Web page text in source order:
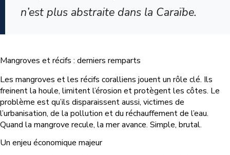
n’est plus abstraite dans la Caraïbe.
Mangroves et récifs : derniers remparts
Les mangroves et les récifs coralliens jouent un rôle clé. Ils
freinent la houle, limitent l’érosion et protègent les côtes. Le
problème est qu’ils disparaissent aussi, victimes de
l’urbanisation, de la pollution et du réchauffement de l’eau.
Quand la mangrove recule, la mer avance. Simple, brutal.
Un enjeu économique majeur